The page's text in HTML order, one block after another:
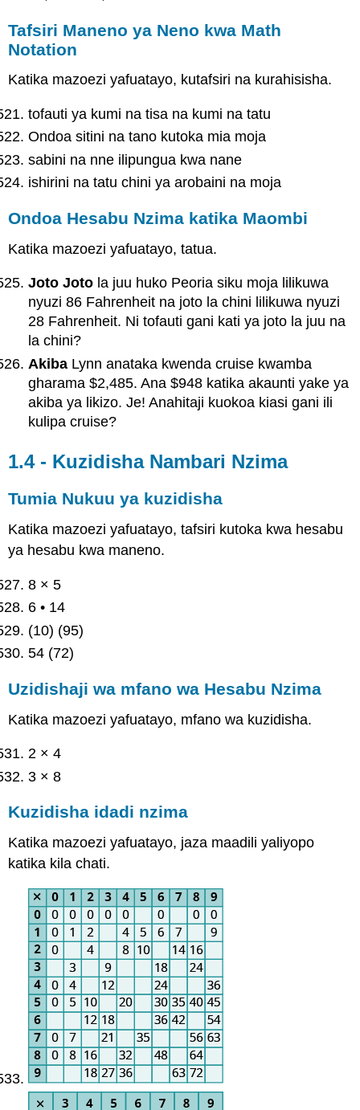
Tafsiri Maneno ya Neno kwa Math
Notation
Katika mazoezi yafuatayo, kutafsiri na kurahisisha.
tofauti ya kumi na tisa na kumi na tatu
Ondoa sitini na tano kutoka mia moja
sabini na nne ilipungua kwa nane
ishirini na tatu chini ya arobaini na moja
Ondoa Hesabu Nzima katika Maombi
Katika mazoezi yafuatayo, tatua.
Joto Joto la juu huko Peoria siku moja lilikuwa
nyuzi 86 Fahrenheit na joto la chini lilikuwa nyuzi
28 Fahrenheit. Ni tofauti gani kati ya joto la juu na
la chini?
Akiba Lynn anataka kwenda cruise kwamba
gharama $2,485. Ana $948 katika akaunti yake ya
akiba ya likizo. Je! Anahitaji kuokoa kiasi gani ili
kulipa cruise?
1.4 - Kuzidisha Nambari Nzima
Tumia Nukuu ya kuzidisha
Katika mazoezi yafuatayo, tafsiri kutoka kwa hesabu
ya hesabu kwa maneno.
8 × 5
6 • 14
(10) (95)
54 (72)
Uzidishaji wa mfano wa Hesabu Nzima
Katika mazoezi yafuatayo, mfano wa kuzidisha.
2 × 4
3 × 8
Kuzidisha idadi nzima
Katika mazoezi yafuatayo, jaza maadili yaliyopo
katika kila chati.